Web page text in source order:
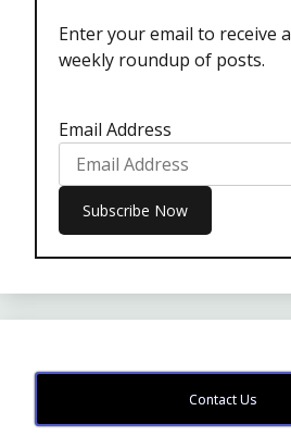
Enter your email to receive a
weekly roundup of posts.
Email Address
Contact Us